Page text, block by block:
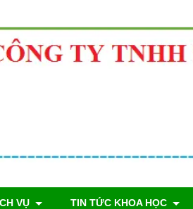
VỤ TIN TỨC KHOA HỌC